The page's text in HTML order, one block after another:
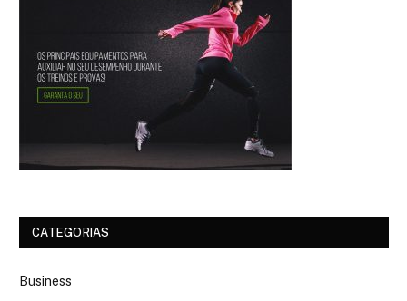
CATEGORIAS
Business